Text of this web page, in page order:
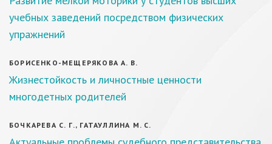
учебных заведений посредством физических
упражнений
БОРИСЕНКО-МЕЩЕРЯКОВА А. В.
Жизнестойкость и личностные ценности
многодетных родителей
БОЧКАРЕВА С. Г., ГАТАУЛЛИНА М. С.